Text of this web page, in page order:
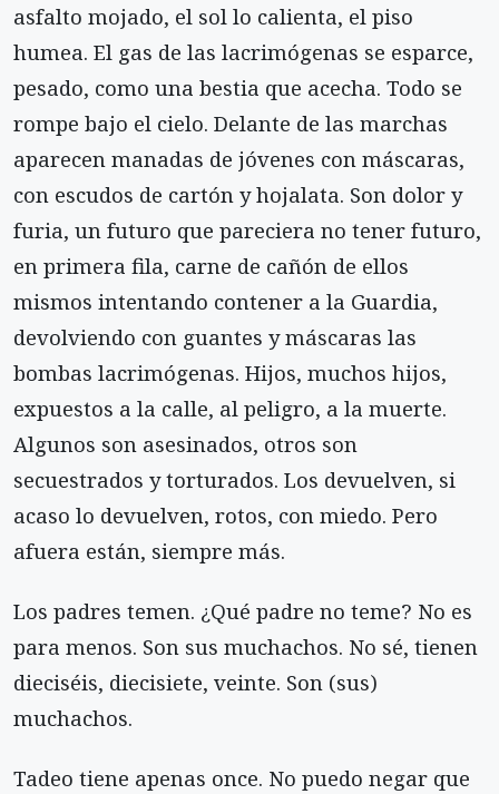
asfalto mojado, el sol lo calienta, el piso
humea. El gas de las lacrimógenas se esparce,
pesado, como una bestia que acecha. Todo se
rompe bajo el cielo. Delante de las marchas
aparecen manadas de jóvenes con máscaras,
con escudos de cartón y hojalata. Son dolor y
furia, un futuro que pareciera no tener futuro,
en primera fila, carne de cañón de ellos
mismos intentando contener a la Guardia,
devolviendo con guantes y máscaras las
bombas lacrimógenas. Hijos, muchos hijos,
expuestos a la calle, al peligro, a la muerte.
Algunos son asesinados, otros son
secuestrados y torturados. Los devuelven, si
acaso lo devuelven, rotos, con miedo. Pero
afuera están, siempre más.
Los padres temen. ¿Qué padre no teme? No es
para menos. Son sus muchachos. No sé, tienen
dieciséis, diecisiete, veinte. Son (sus)
muchachos.
Tadeo tiene apenas once. No puedo negar que